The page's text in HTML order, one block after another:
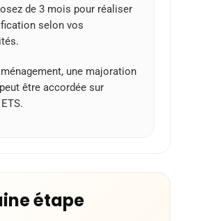
de 3 mois pour réaliser
selon vos
une majoration
être accordée sur
étape